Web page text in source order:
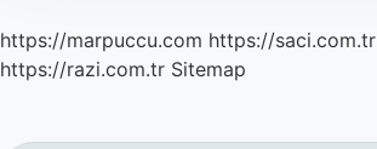
https://marpuccu.com https://saci.com.tr
https://razi.com.tr Sitemap